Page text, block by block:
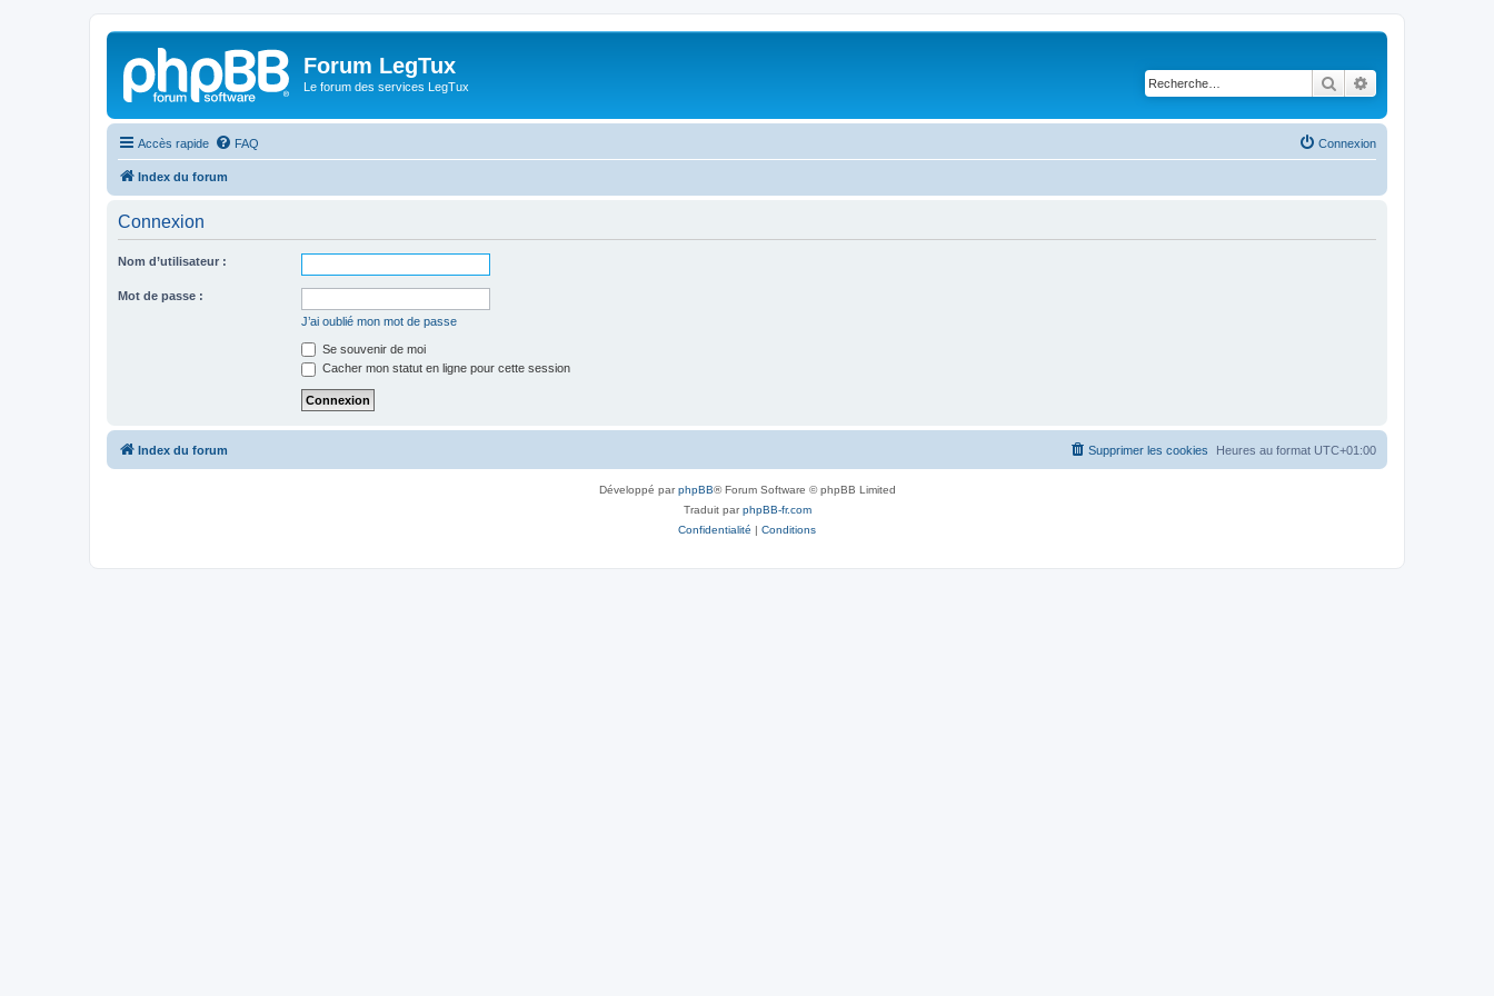
Forum LegTux
Le forum des services LegTux Rechercher
Accès rapide FAQ Connexion
Index du forum
Connexion
Nom d’utilisateur :
Mot de passe :
J’ai oublié mon mot de passe
Se souvenir de moi
Cacher mon statut en ligne pour cette session
Index du forum Heures au format UTC+01:00
Supprimer les cookies
Développé parphpBB® Forum Software © phpBB Limited
Traduit parphpBB-fr.com
Confidentialité | Conditions